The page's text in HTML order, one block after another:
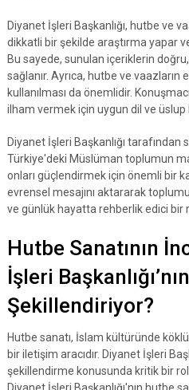
Diyanet İşleri Başkanlığı, hutbe ve
dikkatli bir şekilde araştırma yapar
Bu sayede, sunulan içeriklerin
sağlanır. Ayrıca, hutbe ve vaazların
kullanılması da önemlidir.
ilham vermek için uygun dil ve üslup
Diyanet İşleri Başkanlığı
Türkiye'deki Müslüman toplumun
onları güçlendirmek için önemli bir
evrensel mesajını aktararak
ve günlük hayatta rehberlik edici bir
Hutbe Sanatının
İşleri
Şekillendiriyor?
Hutbe sanatı, İslam kültüründe
bir iletişim aracıdır. Diyanet İşleri
şekillendirme konusunda kritik bir